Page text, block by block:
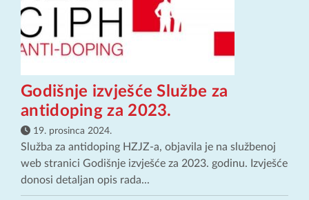
Godišnje izvješće Službe za
antidoping za 2023.
19. prosinca 2024.
Služba za antidoping HZJZ-a, objavila je na službenoj
web stranici Godišnje izvješće za 2023. godinu. Izvješće
donosi detaljan opis rada...